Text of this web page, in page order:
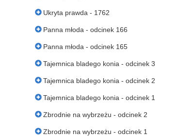
Ukryta prawda - 1762
Panna młoda - odcinek 166
Panna młoda - odcinek 165
Tajemnica bladego konia - odcinek 3
Tajemnica bladego konia - odcinek 2
Tajemnica bladego konia - odcinek 1
Zbrodnie na wybrzeżu - odcinek 2
Zbrodnie na wybrzeżu - odcinek 1